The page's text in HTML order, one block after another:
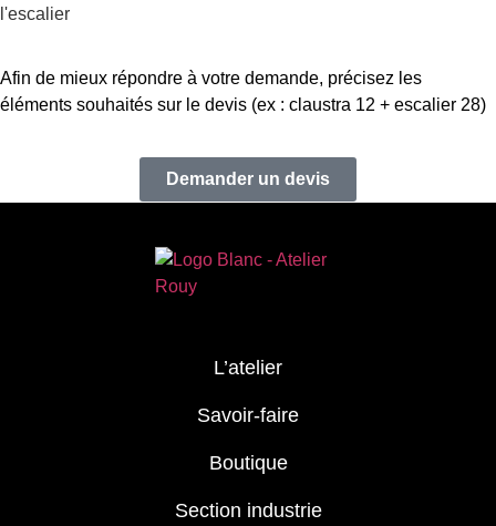
l'escalier
Afin de mieux répondre à votre demande, précisez les
éléments souhaités sur le devis (ex : claustra 12 + escalier 28)
Demander un devis
L’atelier
Savoir-faire
Boutique
Section industrie